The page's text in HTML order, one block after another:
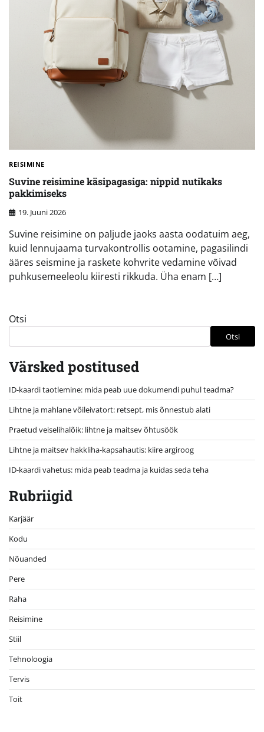
REISIMINE
Suvine reisimine käsipagasiga: nippid nutikaks
pakkimiseks
19. Juuni 2026
Suvine reisimine on paljude jaoks aasta oodatuim aeg,
kuid lennujaama turvakontrollis ootamine, pagasilindi
ääres seismine ja raskete kohvrite vedamine võivad
puhkusemeeleolu kiiresti rikkuda. Üha enam […]
Otsi
Otsi
Värsked postitused
ID-kaardi taotlemine: mida peab uue dokumendi puhul teadma?
Lihtne ja mahlane võileivatort: retsept, mis õnnestub alati
Praetud veiselihalõik: lihtne ja maitsev õhtusöök
Lihtne ja maitsev hakkliha-kapsahautis: kiire argiroog
ID-kaardi vahetus: mida peab teadma ja kuidas seda teha
Rubriigid
Karjäär
Kodu
Nõuanded
Pere
Raha
Reisimine
Stiil
Tehnoloogia
Tervis
Toit